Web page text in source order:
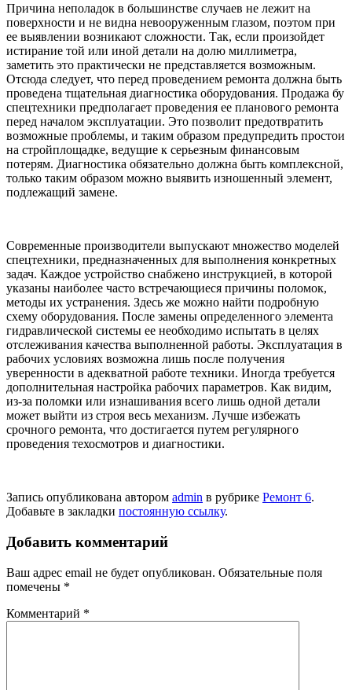
Причина неполадок в большинстве случаев не лежит на
поверхности и не видна невооруженным глазом, поэтом при
ее выявлении возникают сложности. Так, если произойдет
истирание той или иной детали на долю миллиметра,
заметить это практически не представляется возможным.
Отсюда следует, что перед проведением ремонта должна быть
проведена тщательная диагностика оборудования. Продажа бу
спецтехники предполагает проведения ее планового ремонта
перед началом эксплуатации. Это позволит предотвратить
возможные проблемы, и таким образом предупредить простои
на стройплощадке, ведущие к серьезным финансовым
потерям. Диагностика обязательно должна быть комплексной,
только таким образом можно выявить изношенный элемент,
подлежащий замене.
Современные производители выпускают множество моделей
спецтехники, предназначенных для выполнения конкретных
задач. Каждое устройство снабжено инструкцией, в которой
указаны наиболее часто встречающиеся причины поломок,
методы их устранения. Здесь же можно найти подробную
схему оборудования. После замены определенного элемента
гидравлической системы ее необходимо испытать в целях
отслеживания качества выполненной работы. Эксплуатация в
рабочих условиях возможна лишь после получения
уверенности в адекватной работе техники. Иногда требуется
дополнительная настройка рабочих параметров. Как видим,
из-за поломки или изнашивания всего лишь одной детали
может выйти из строя весь механизм. Лучше избежать
срочного ремонта, что достигается путем регулярного
проведения техосмотров и диагностики.
Запись опубликована автором admin в рубрике Ремонт 6.
Добавьте в закладки постоянную ссылку.
Добавить комментарий
Ваш адрес email не будет опубликован. Обязательные поля
помечены *
Комментарий *